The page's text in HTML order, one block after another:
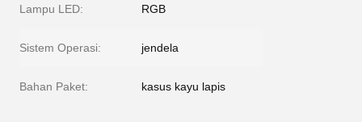
Lampu LED: RGB
Sistem Operasi: jendela
Bahan Paket: kasus kayu lapis